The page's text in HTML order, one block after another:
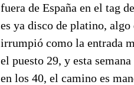
fuera de España en el tag
es ya disco de platino,
irrumpió como la entrada
el puesto 29, y esta
en los 40, el camino es